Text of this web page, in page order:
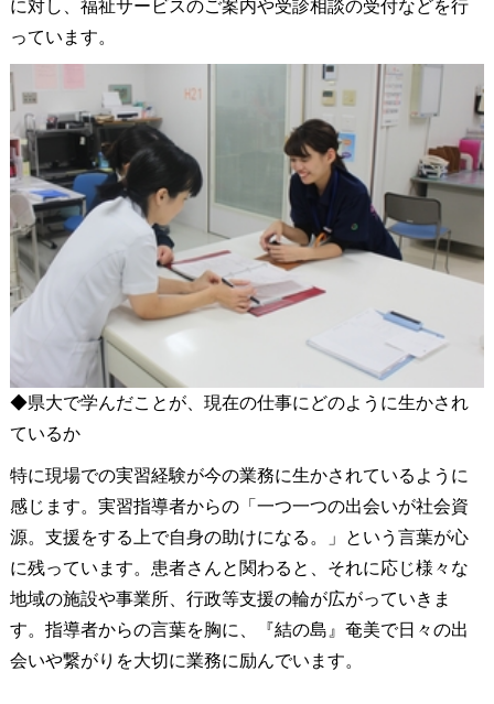
に対し、福祉サービスのご案内や受診相談の受付などを行
っています。
◆県大で学んだことが、現在の仕事にどのように生かされ
ているか
特に現場での実習経験が今の業務に生かされているように
感じます。実習指導者からの「一つ一つの出会いが社会資
源。支援をする上で自身の助けになる。」という言葉が心
に残っています。患者さんと関わると、それに応じ様々な
地域の施設や事業所、行政等支援の輪が広がっていきま
す。指導者からの言葉を胸に、『結の島』奄美で日々の出
会いや繋がりを大切に業務に励んでいます。